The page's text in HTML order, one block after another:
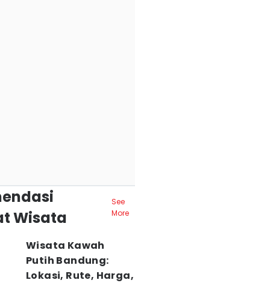
Wisata
See
More
Wisata Kawah
Putih Bandung:
Lokasi, Rute, Harga,